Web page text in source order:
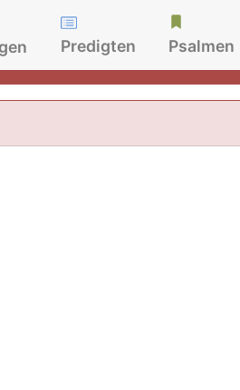
Predigten Psalmen